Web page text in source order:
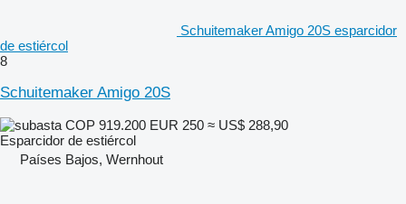
Schuitemaker Amigo 20S esparcidor
de estiércol
8
Schuitemaker Amigo 20S
COP 919.200 EUR 250 ≈ US$ 288,90
Esparcidor de estiércol
Países Bajos, Wernhout